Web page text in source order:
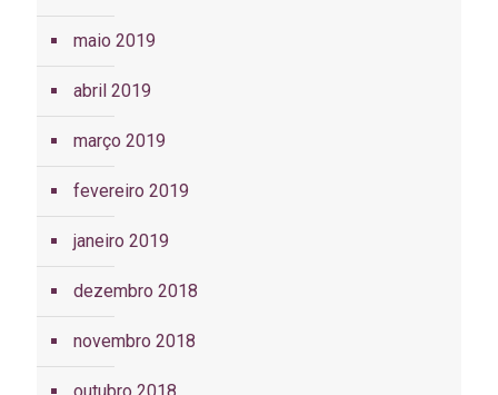
maio 2019
abril 2019
março 2019
fevereiro 2019
janeiro 2019
dezembro 2018
novembro 2018